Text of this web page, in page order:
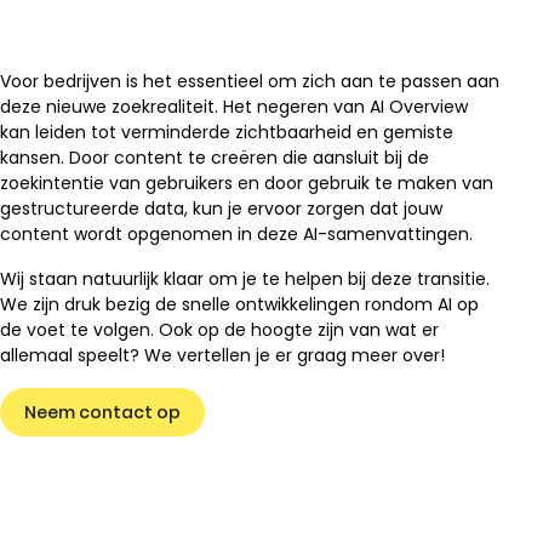
Voor bedrijven is het essentieel om zich aan te passen aan
deze nieuwe zoekrealiteit. Het negeren van AI Overview
kan leiden tot verminderde zichtbaarheid en gemiste
kansen. Door content te creëren die aansluit bij de
zoekintentie van gebruikers en door gebruik te maken van
gestructureerde data, kun je ervoor zorgen dat jouw
content wordt opgenomen in deze AI-samenvattingen.
Wij staan natuurlijk klaar om je te helpen bij deze transitie.
We zijn druk bezig de snelle ontwikkelingen rondom AI op
de voet te volgen. Ook op de hoogte zijn van wat er
allemaal speelt? We vertellen je er graag meer over!
Neem contact op